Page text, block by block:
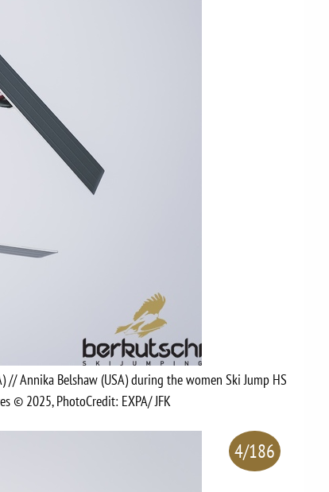
// Annika Belshaw (USA) during the women Ski Jump HS
© 2025, PhotoCredit: EXPA/ JFK
4/186